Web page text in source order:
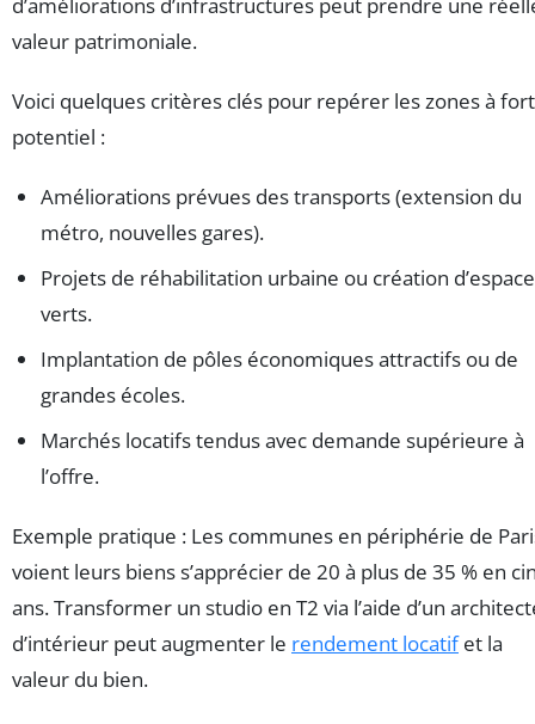
d’améliorations d’infrastructures peut prendre une
valeur patrimoniale.
Voici quelques critères clés pour repérer les zones à fort
potentiel :
Améliorations prévues des transports (extension du
métro, nouvelles gares).
Projets de réhabilitation urbaine ou création
verts.
Implantation de pôles économiques attractifs ou de
grandes écoles.
Marchés locatifs tendus avec demande supérieure à
l’offre.
Exemple pratique : Les communes en périphérie de
voient leurs biens s’apprécier de 20 à plus de 35 % en
ans. Transformer un studio en T2 via l’aide d’un
d’intérieur peut augmenter le rendement locatifet la
valeur du bien.